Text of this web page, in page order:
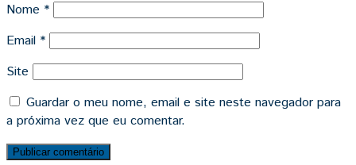
Nome *
Email *
Site
Guardar o meu nome, email e site neste navegador para
a próxima vez que eu comentar.